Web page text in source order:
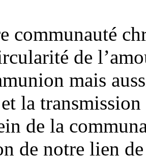
communauté
de
mais
la
de la
de notre lien